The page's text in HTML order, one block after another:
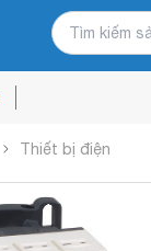
Thiết bị điện